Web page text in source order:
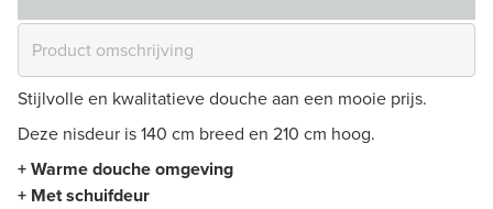
Stijlvolle en kwalitatieve douche aan een mooie prijs.
Deze nisdeur is 140 cm breed en 210 cm hoog.
+ Warme douche omgeving
+ Met schuifdeur